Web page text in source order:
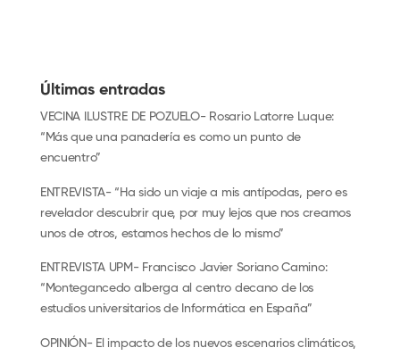
Últimas entradas
VECINA ILUSTRE DE POZUELO- Rosario Latorre Luque:
“Más que una panadería es como un punto de
encuentro”
ENTREVISTA- “Ha sido un viaje a mis antípodas, pero es
revelador descubrir que, por muy lejos que nos creamos
unos de otros, estamos hechos de lo mismo”
ENTREVISTA UPM- Francisco Javier Soriano Camino:
“Montegancedo alberga al centro decano de los
estudios universitarios de Informática en España”
OPINIÓN- El impacto de los nuevos escenarios climáticos,